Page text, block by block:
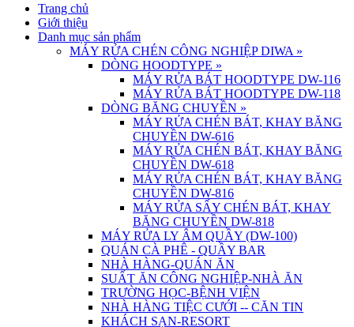
Trang chủ
Giới thiệu
Danh mục sản phẩm
MÁY RỬA CHÉN CÔNG NGHIỆP DIWA »
DÒNG HOODTYPE »
MÁY RỬA BÁT HOODTYPE DW-116
MÁY RỬA BÁT HOODTYPE DW-118
DÒNG BĂNG CHUYỀN »
MÁY RỬA CHÉN BÁT, KHAY BĂNG
CHUYỀN DW-616
MÁY RỬA CHÉN BÁT, KHAY BĂNG
CHUYỀN DW-618
MÁY RỬA CHÉN BÁT, KHAY BĂNG
CHUYỀN DW-816
MÁY RỬA SẤY CHÉN BÁT, KHAY
BĂNG CHUYỀN DW-818
MÁY RỬA LY ÂM QUẦY (DW-100)
QUÁN CÀ PHÊ - QUẦY BAR
NHÀ HÀNG-QUÁN ĂN
SUẤT ĂN CÔNG NGHIỆP-NHÀ ĂN
TRƯỜNG HỌC-BỆNH VIỆN
NHÀ HÀNG TIỆC CƯỚI -- CĂN TIN
KHÁCH SẠN-RESORT